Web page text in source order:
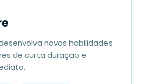
novas habilidades
de curta duração e